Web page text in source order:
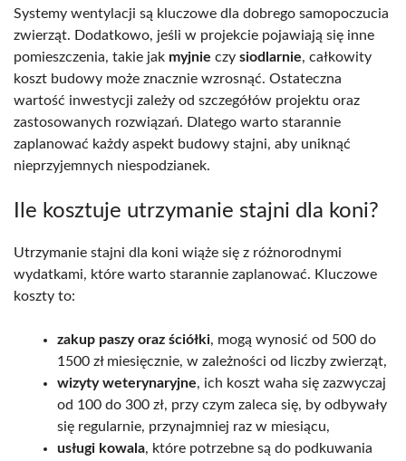
Systemy wentylacji są kluczowe dla dobrego samopoczucia
zwierząt. Dodatkowo, jeśli w projekcie pojawiają się inne
pomieszczenia, takie jak myjnie czy siodlarnie, całkowity
koszt budowy może znacznie wzrosnąć. Ostateczna
wartość inwestycji zależy od szczegółów projektu oraz
zastosowanych rozwiązań. Dlatego warto starannie
zaplanować każdy aspekt budowy stajni, aby uniknąć
nieprzyjemnych niespodzianek.
Ile kosztuje utrzymanie stajni dla koni?
Utrzymanie stajni dla koni wiąże się z różnorodnymi
wydatkami, które warto starannie zaplanować. Kluczowe
koszty to:
zakup paszy oraz ściółki, mogą wynosić od 500 do
1500 zł miesięcznie, w zależności od liczby zwierząt,
wizyty weterynaryjne, ich koszt waha się zazwyczaj
od 100 do 300 zł, przy czym zaleca się, by odbywały
się regularnie, przynajmniej raz w miesiącu,
usługi kowala, które potrzebne są do podkuwania